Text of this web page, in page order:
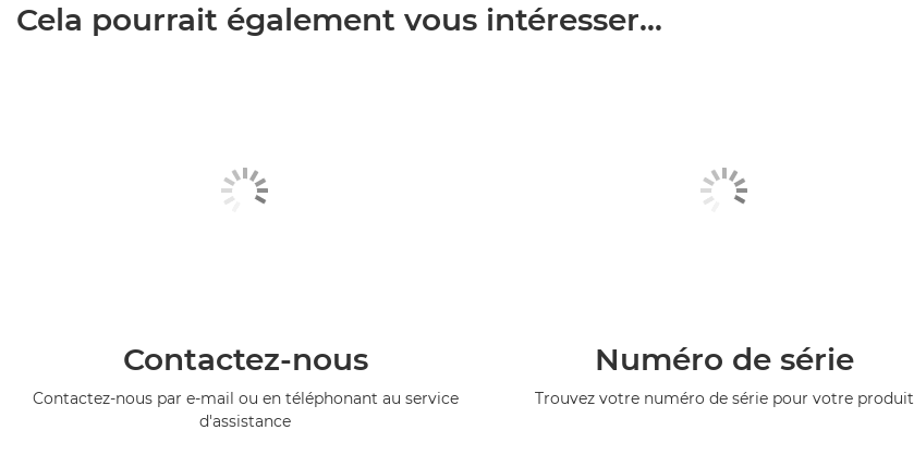
Cela pourrait également vous intéresser...
Contactez-nous
Contactez-nous par e-mail ou en téléphonant au service
d'assistance
Numéro de série
Trouvez votre numéro de série pour votre produit